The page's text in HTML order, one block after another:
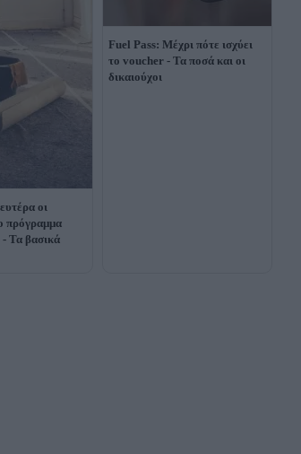
οι
πρόγραμμα
- Τα βασικά
Fuel Pass: Μέχρι πότε ισχύει
το voucher - Τα ποσά και οι
δικαιούχοι